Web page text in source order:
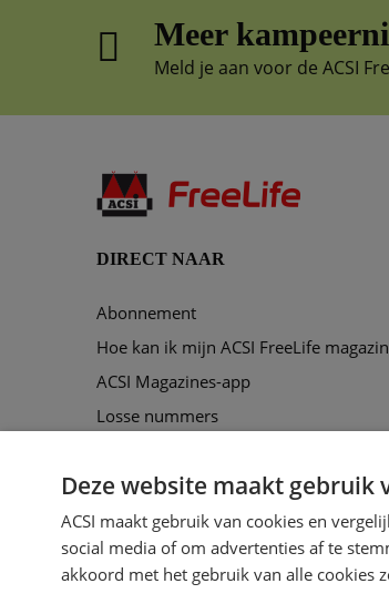
Meer
Meld je aan voor de ACSI
DIRECT NAAR
Abonnement
ACSI Magazines-app
Losse nummers
Voorbeeldmagazine
Deze website maakt gebruik
ACSI maakt gebruik van cookies en
social media of om advertenties af te
akkoord met het gebruik van alle cookies